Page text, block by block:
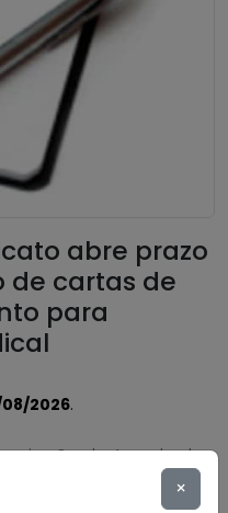
abre prazo
de cartas de
para
2026.
do Acordo de
×